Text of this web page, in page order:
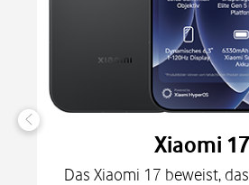
Xiaomi 17
Das Xiaomi 17 beweist,